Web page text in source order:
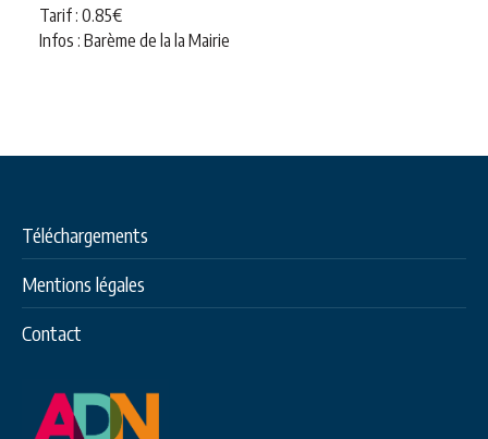
Tarif : 0.85€
Infos : Barème de la la Mairie
Téléchargements
Mentions légales
Contact